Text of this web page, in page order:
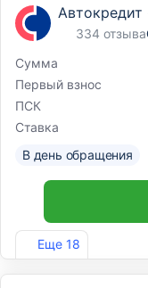
Еще 18
334 отзыва
Сумма
Первый взнос
ПСК
Ставка
В день обращения
Лиц. №963